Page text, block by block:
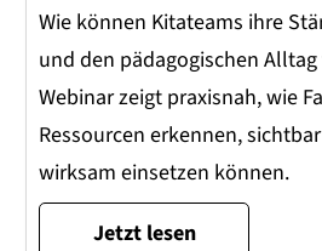
Wie können Kitateams ihre
und den pädagogischen Alltag
Webinar zeigt praxisnah, wie
Ressourcen erkennen,
wirksam einsetzen können.
Jetzt lesen